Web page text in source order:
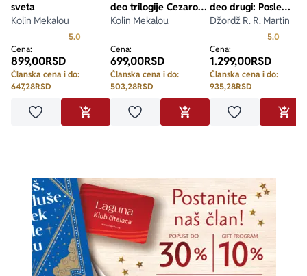
sveta
Kolin Mekalou
5.0
Cena:
899,00RSD
Članska cena i do:
647,28RSD
Dodaj u omiljeneDODAJ U KORPU
deo trilogije Cezarove
žene
Kolin Mekalou
Cena:
699,00RSD
Članska cena i do:
503,28RSD
Dodaj u omiljeneDODAJ U KORPU
deo drugi: Posle
gozbe
Džordž R. R. Martin
5.0
Cena:
1.299,00RSD
Članska cena i do:
935,28RSD
Dodaj u